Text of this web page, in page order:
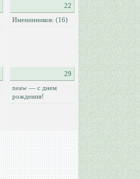
22
Именинников: (16)
29
neaw — с днем
рождения!